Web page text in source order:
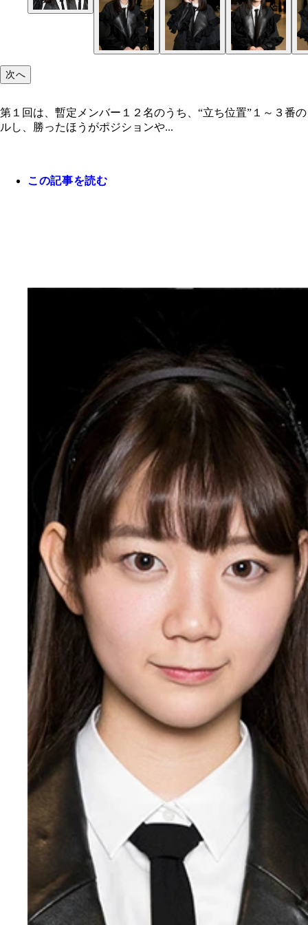
第１回は、暫定メンバー１２名のうち、“立ち位置
次へ
第１回は、暫定メンバー１２名のうち、“立ち位置”１～３番
ルし、勝ったほうがポジションや...
この記事を読む